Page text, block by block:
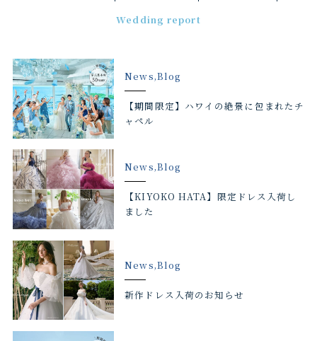
Wedding report
News,Blog
【期間限定】ハワイの絶景に包まれたチ
ャペル
News,Blog
【KIYOKO HATA】限定ドレス入荷し
ました
News,Blog
新作ドレス入荷のお知らせ